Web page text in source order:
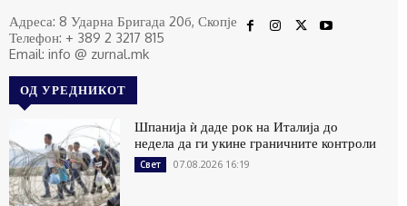
Адреса: 8 Ударна Бригада 20б, Скопје
Телефон: + 389 2 3217 815
Email: info @ zurnal.mk
ОД УРЕДНИКОТ
Шпанија ѝ даде рок на Италија до
недела да ги укине граничните контроли
Свет 07.08.2026 16:19